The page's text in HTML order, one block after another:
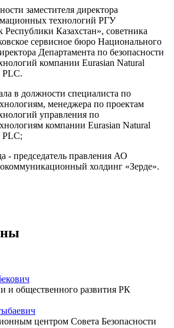
заместителя директора
технологий РГУ
Казахстан», советника
сервисное бюро Национального
Департамента по безопасности
компании Eurasian Natural
PLC.
в должности специалиста по
менеджера по проектам
управления по
компании Eurasian Natural
PLC;
- председатель правления АО
холдинг «Зерде».
и общественного развития РК
центром Совета Безопасности